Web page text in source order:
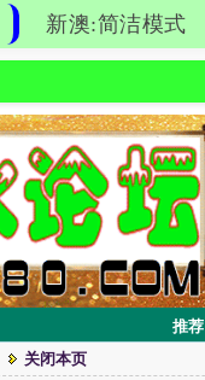
新澳:简洁模式
推荐
关闭本页